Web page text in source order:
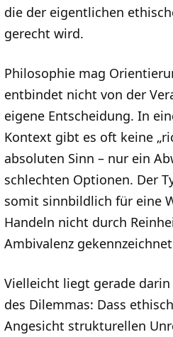
die der eigentlichen
gerecht wird.
Philosophie mag
entbindet nicht von der
eigene Entscheidung. In
Kontext gibt es oft keine
absoluten Sinn – nur ein
schlechten Optionen. Der
somit sinnbildlich für eine
Handeln nicht durch
Ambivalenz
Vielleicht liegt gerade
des Dilemmas: Dass
Angesicht strukturellen